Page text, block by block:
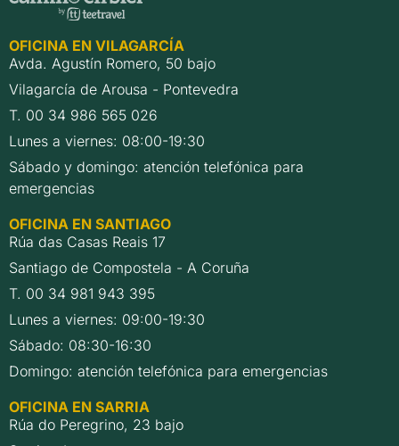
OFICINA EN VILAGARCÍA
Avda. Agustín Romero, 50 bajo
Vilagarcía de Arousa - Pontevedra
T. 00 34 986 565 026
Lunes a viernes: 08:00-19:30
Sábado y domingo: atención telefónica para
emergencias
OFICINA EN SANTIAGO
Rúa das Casas Reais 17
Santiago de Compostela - A Coruña
T. 00 34 981 943 395
Lunes a viernes: 09:00-19:30
Sábado: 08:30-16:30
Domingo: atención telefónica para emergencias
OFICINA EN SARRIA
Rúa do Peregrino, 23 bajo